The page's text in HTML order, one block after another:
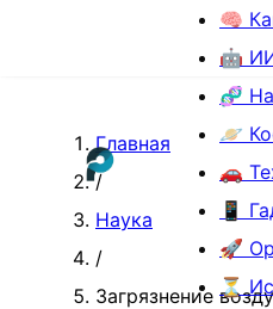
🧠
🤖
🧬
🪐
🚗
📱
🚀
⏳
Главная
/
Наука
/
Загрязнение